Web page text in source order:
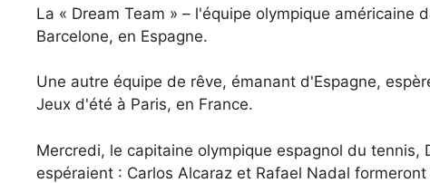
La « Dream Team » – l'équipe olympique
Barcelone, en Espagne.
Une autre équipe de rêve, émanant d'Espagne,
Jeux d'été à Paris, en France.
Mercredi, le capitaine olympique espagnol du tennis,
espéraient : Carlos Alcaraz et Rafael Nadal